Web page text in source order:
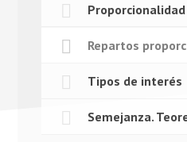
Repartos
Tipos de interés
Semejanza.